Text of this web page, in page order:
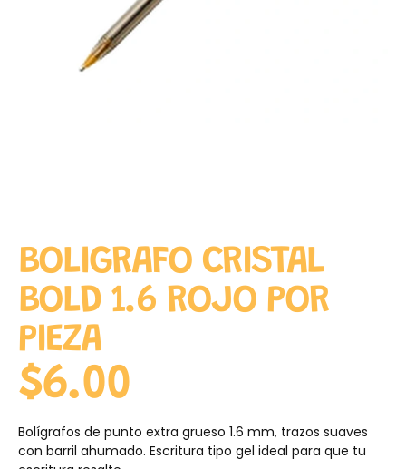
BOLIGRAFO CRISTAL
BOLD 1.6 ROJO POR
PIEZA
$6.00
Bolígrafos de punto extra grueso 1.6 mm, trazos suaves
con barril ahumado. Escritura tipo gel ideal para que tu